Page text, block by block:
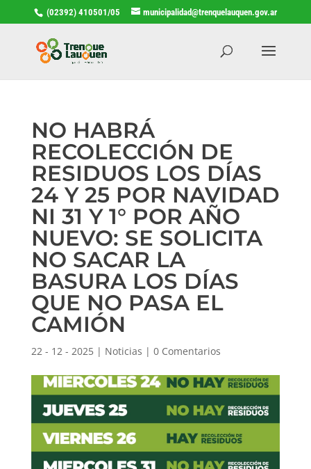
(02392) 410501/05 municipalidad@trenquelauquen.gov.ar
NO HABRÁ
RECOLECCIÓN DE
RESIDUOS LOS DÍAS
24 Y 25 POR NAVIDAD
NI 31 Y 1° POR AÑO
NUEVO: SE SOLICITA
NO SACAR LA
BASURA LOS DÍAS
QUE NO PASA EL
CAMIÓN
22 - 12 - 2025| Noticias | 0 Comentarios